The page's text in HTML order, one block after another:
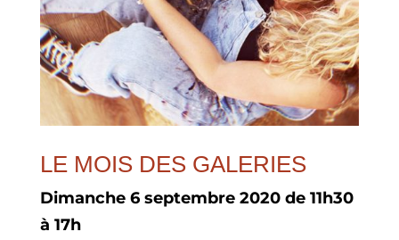
LE MOIS DES GALERIES
Dimanche 6 septembre 2020 de 11h30
à 17h